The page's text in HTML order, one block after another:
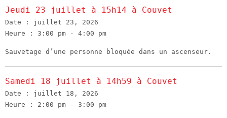
Jeudi 23 juillet à 15h14 à Couvet
Date : juillet 23, 2026
Heure : 3:00 pm - 4:00 pm
Sauvetage d’une personne bloquée dans un ascenseur.
Samedi 18 juillet à 14h59 à Couvet
Date : juillet 18, 2026
Heure : 2:00 pm - 3:00 pm